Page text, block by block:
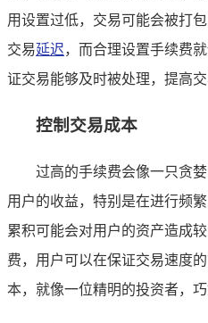
用设置过低，交易可能会被打
交易延迟，而合理设置手续费
证交易能够及时被处理，提高交
控制交易成本
过高的手续费会像一只贪
用户的收益，特别是在进行频
累积可能会对用户的资产造成
费，用户可以在保证交易速度
本，就像一位精明的投资者，